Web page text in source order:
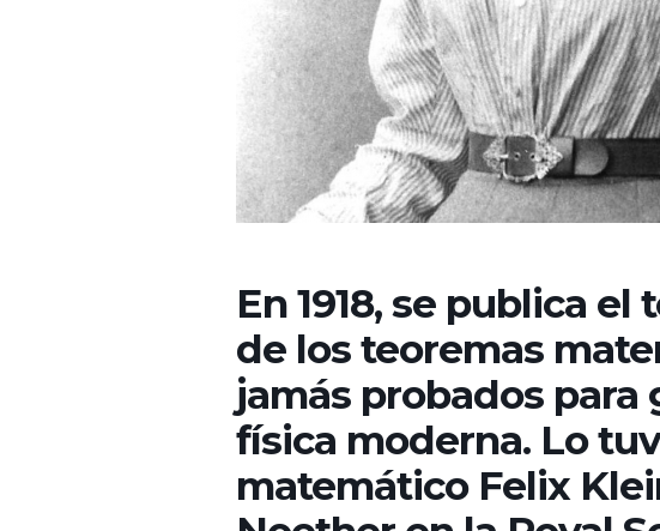
En 1918, se publica
de los teoremas
jamás probados para
física moderna. Lo
matemático Felix